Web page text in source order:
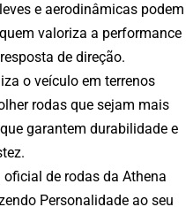
e aerodinâmicas podem
valoriza a performance
de direção.
o veículo em terrenos
rodas que sejam mais
garantem durabilidade e
oficial de rodas da Athena
Personalidade ao seu